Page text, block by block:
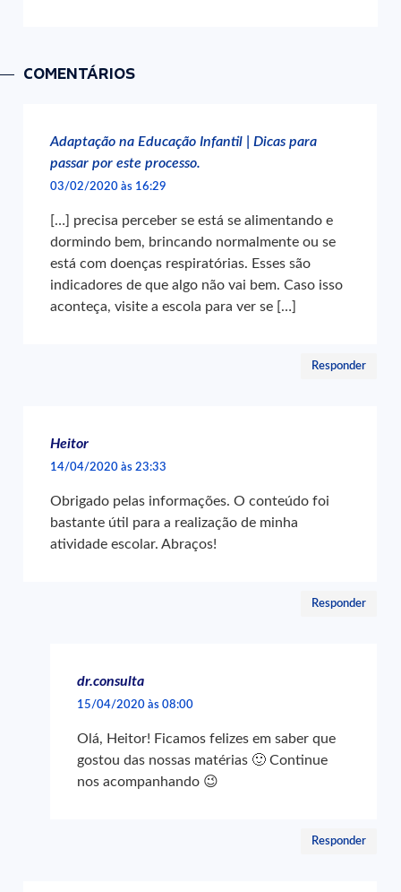
COMENTÁRIOS
Adaptação na Educação Infantil | Dicas para
passar por este processo.
03/02/2020 às 16:29
[…] precisa perceber se está se alimentando e
dormindo bem, brincando normalmente ou se
está com doenças respiratórias. Esses são
indicadores de que algo não vai bem. Caso isso
aconteça, visite a escola para ver se […]
Responder
Heitor
14/04/2020 às 23:33
Obrigado pelas informações. O conteúdo foi
bastante útil para a realização de minha
atividade escolar. Abraços!
Responder
dr.consulta
15/04/2020 às 08:00
Olá, Heitor! Ficamos felizes em saber que
gostou das nossas matérias 🙂 Continue
nos acompanhando 😉
Responder